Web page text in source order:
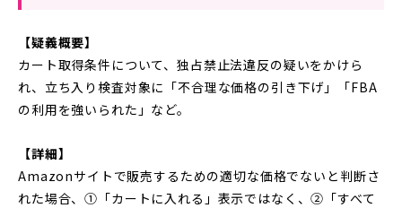
【疑義概要】
カート取得条件について、独占禁止法違反の疑いをかけら
れ、立ち入り検査対象に「不合理な価格の引き下げ」「FBA
の利用を強いられた」など。
【詳細】
Amazonサイトで販売するための適切な価格でないと判断さ
れた場合、①「カートに入れる」表示ではなく、②「すべて